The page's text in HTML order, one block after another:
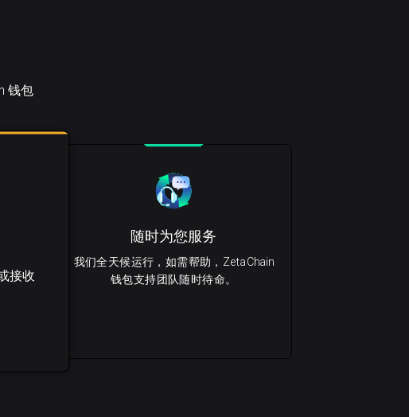
钱包
接收
随时为您服务
我们全天候运行，如需帮助，ZetaChain
钱包支持团队随时待命。